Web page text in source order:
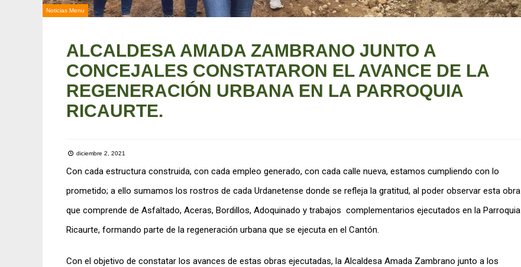
Noticias Menu
ALCALDESA AMADA ZAMBRANO JUNTO A
CONCEJALES CONSTATARON EL AVANCE DE LA
REGENERACIÓN URBANA EN LA PARROQUIA
RICAURTE.
diciembre 2, 2021
Con cada estructura construida, con cada empleo generado, con cada calle nueva, estamos cumpliendo con lo
prometido; a ello sumamos los rostros de cada Urdanetense donde se refleja la gratitud, al poder observar esta obra
que comprende de Asfaltado, Aceras, Bordillos, Adoquinado y trabajos complementarios ejecutados en la Parroquia
Ricaurte, formando parte de la regeneración urbana que se ejecuta en el Cantón.
Con el objetivo de constatar los avances de estas obras ejecutadas, la Alcaldesa Amada Zambrano junto a los